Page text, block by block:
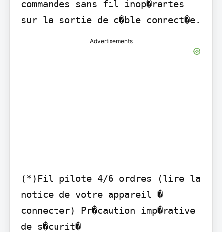
commandes sans fil inop�rantes
sur la sortie de c�ble connect�e.
Advertisements
(*)Fil pilote 4/6 ordres (lire la
notice de votre appareil �
connecter) Pr�caution imp�rative
de s�curit�